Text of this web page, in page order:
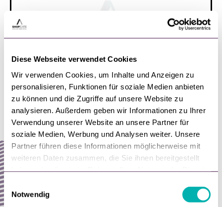
Diese Webseite verwendet Cookies
Wir verwenden Cookies, um Inhalte und Anzeigen zu
personalisieren, Funktionen für soziale Medien anbieten
zu können und die Zugriffe auf unsere Website zu
analysieren. Außerdem geben wir Informationen zu Ihrer
Verwendung unserer Website an unsere Partner für
soziale Medien, Werbung und Analysen weiter. Unsere
Partner führen diese Informationen möglicherweise mit
weiteren Daten zusammen, die Sie ihnen bereitgestellt
E
i
Notwendig